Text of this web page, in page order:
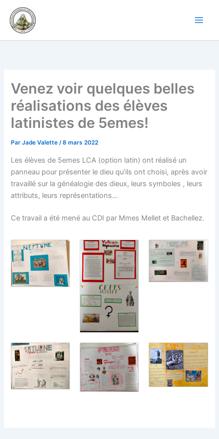
contenu
Venez voir quelques belles
réalisations des élèves
latinistes de 5emes!
ParJade Valette/8 mars 2022
Les élèves de 5emes LCA (option latin) ont réalisé un
panneau pour présenter le dieu qu’ils ont choisi, après avoir
travaillé sur la généalogie des dieux, leurs symboles , leurs
attributs, leurs représentations…
Ce travail a été mené au CDI par Mmes Mellet et Bachellez.